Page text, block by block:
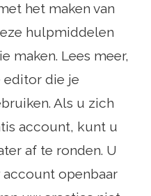
het maken van
hulpmiddelen
maken. Lees meer,
editor die je
Als u zich
account, kunt u
af te ronden. U
openbaar